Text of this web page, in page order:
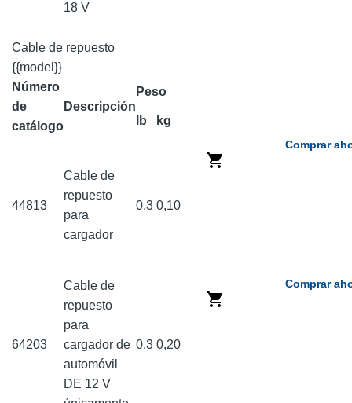
18 V
Cable de repuesto
{{model}}
Número
de
catálogo
Descripción
Peso
lb kg
44813
Cable de
repuesto
para
cargador
0,3 0,10
Comprar
64203
Cable de
repuesto
para
cargador de
automóvil
DE 12 V
0,3 0,20
Comprar